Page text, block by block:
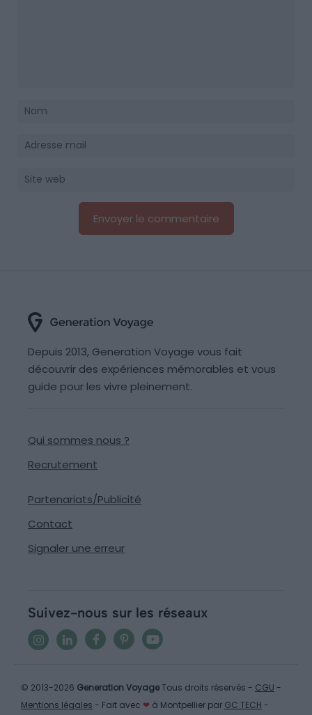
Depuis 2013, Generation Voyage vous fait
découvrir des expériences mémorables et vous
guide pour les vivre pleinement.
Qui sommes nous ?
Recrutement
Partenariats/Publicité
Contact
Signaler une erreur
Suivez-nous sur les réseaux
© 2013-2026 Generation VoyageTous droits réservés - CGU -
Mentions légales - Fait avec ❤ à Montpellier par GC TECH -